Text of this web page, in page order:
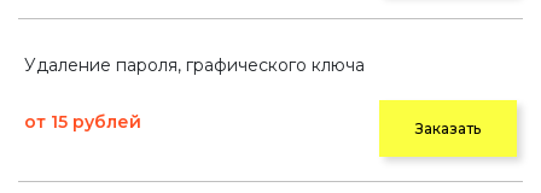
Удаление пароля, графического ключа
от 15 рублей Заказать